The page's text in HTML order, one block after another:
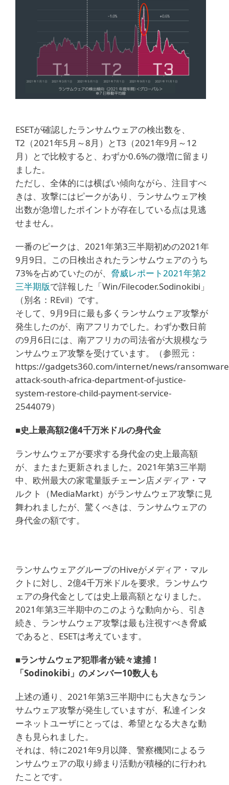
ESETが確認したランサムウェアの検出数を、
T2（2021年5月～8月）とT3（2021年9月～12
月）とで比較すると、わずか0.6%の微増に留まり
ました。
ただし、全体的には横ばい傾向ながら、注目すべ
きは、攻撃にはピークがあり、ランサムウェア検
出数が急増したポイントが存在している点は見逃
せません。
一番のピークは、2021年第3三半期初めの2021年
9月9日。この日検出されたランサムウェアのうち
73%を占めていたのが、 脅威レポート2021年第2
三半期版で詳報した「Win/Filecoder.Sodinokibi」
（別名：REvil）です。
そして、9月9日に最も多くランサムウェア攻撃が
発生したのが、南アフリカでした。わずか数日前
の9月6日には、南アフリカの司法省が大規模なラ
ンサムウェア攻撃を受けています。（参照元：
https://gadgets360.com/internet/news/
attack-south-africa-department-of-justice-
system-restore-child-payment-service-
2544079）
■史上最高額2億4千万米ドルの身代金
ランサムウェアが要求する身代金の史上最高額
が、またまた更新されました。2021年第3三半期
中、欧州最大の家電量販チェーン店メディア・マ
ルクト（MediaMarkt）がランサムウェア攻撃に見
舞われましたが、驚くべきは、ランサムウェアの
身代金の額です。
ランサムウェアグループのHiveがメディア・マル
クトに対し、2億4千万米ドルを要求。ランサムウ
ェアの身代金としては史上最高額となりました。
2021年第3三半期中のこのような動向から、引き
続き、ランサムウェア攻撃は最も注視すべき脅威
であると、ESETは考えています。
■ランサムウェア犯罪者が続々逮捕！
「Sodinokibi」のメンバー10数人も
上述の通り、2021年第3三半期中にも大きなラン
サムウェア攻撃が発生していますが、私達インタ
ーネットユーザにとっては、希望となる大きな動
きも見られました。
それは、特に2021年9月以降、警察機関によるラ
ンサムウェアの取り締まり活動が積極的に行われ
たことです。